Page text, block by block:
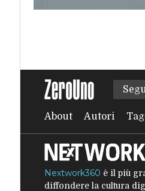
About Autori
Nextwork360 è il più
diffondere la cultura